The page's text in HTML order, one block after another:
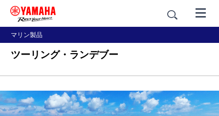
マリン製品
ツーリング・ランデブー